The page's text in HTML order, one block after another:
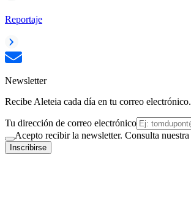
Reportaje
Newsletter
Recibe Aleteia cada día en tu correo electrónico.
Tu dirección de correo electrónico
Acepto recibir la newsletter. Consulta nuestra
Inscribirse